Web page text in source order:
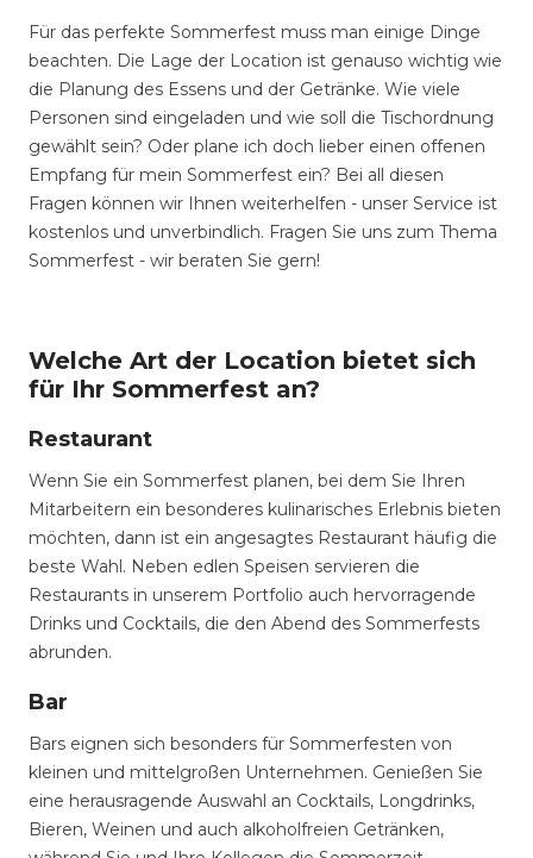
Für das perfekte Sommerfest muss man einige Dinge
beachten. Die Lage der Location ist genauso wichtig wie
die Planung des Essens und der Getränke. Wie viele
Personen sind eingeladen und wie soll die Tischordnung
gewählt sein? Oder plane ich doch lieber einen offenen
Empfang für mein Sommerfest ein? Bei all diesen
Fragen können wir Ihnen weiterhelfen - unser Service ist
kostenlos und unverbindlich. Fragen Sie uns zum Thema
Sommerfest - wir beraten Sie gern!
Welche Art der Location bietet sich
für Ihr Sommerfest an?
Restaurant
Wenn Sie ein Sommerfest planen, bei dem Sie Ihren
Mitarbeitern ein besonderes kulinarisches Erlebnis bieten
möchten, dann ist ein angesagtes Restaurant häufig die
beste Wahl. Neben edlen Speisen servieren die
Restaurants in unserem Portfolio auch hervorragende
Drinks und Cocktails, die den Abend des Sommerfests
abrunden.
Bar
Bars eignen sich besonders für Sommerfesten von
kleinen und mittelgroßen Unternehmen. Genießen Sie
eine herausragende Auswahl an Cocktails, Longdrinks,
Bieren, Weinen und auch alkoholfreien Getränken,